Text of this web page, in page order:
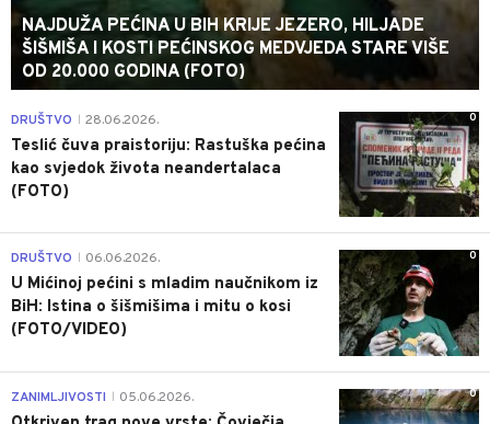
NAJDUŽA PEĆINA U BIH KRIJE JEZERO, HILJADE
ŠIŠMIŠA I KOSTI PEĆINSKOG MEDVJEDA STARE VIŠE
OD 20.000 GODINA (FOTO)
0
DRUŠTVO 28.06.2026.
Teslić čuva praistoriju: Rastuška pećina
kao svjedok života neandertalaca
(FOTO)
0
DRUŠTVO 06.06.2026.
U Mićinoj pećini s mladim naučnikom iz
BiH: Istina o šišmišima i mitu o kosi
(FOTO/VIDEO)
0
ZANIMLJIVOSTI 05.06.2026.